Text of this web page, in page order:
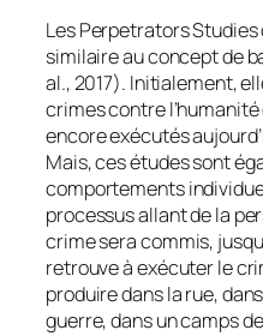
Les Perpetrators
similaire au concept de
al., 2017). Initialement,
crimes contre
encore exécutés
Mais, ces études sont
comportements
processus allant de la
crime sera commis,
retrouve à exécuter le
produire dans la rue,
guerre, dans un camps